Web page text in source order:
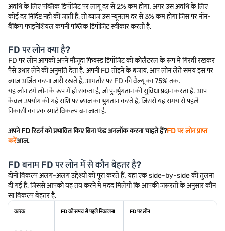
अवधि के लिए पब्लिक डिपॉजिट पर लागू दर से 2% कम होगा. अगर उस अवधि के लिए
कोई दर निर्दिष्ट नहीं की जाती है, तो ब्याज उस न्यूनतम दर से 3% कम होगा जिस पर नॉन-
बैंकिंग फाइनेंशियल कंपनी पब्लिक डिपॉजिट स्वीकार करती है.
FD पर लोन क्या है?
FD पर लोन आपको अपने मौजूदा फिक्स्ड डिपॉज़िट को कोलैटरल के रूप में गिरवी रखकर
पैसे उधार लेने की अनुमति देता है. अपनी FD तोड़ने के बजाय, आप लोन लेते समय इस पर
ब्याज अर्जित करना जारी रखते हैं, आमतौर पर FD की वैल्यू का 75% तक.
यह लोन टर्म लोन के रूप में हो सकता है, जो पुनर्भुगतान की सुविधा प्रदान करता है. आप
केवल उपयोग की गई राशि पर ब्याज का भुगतान करते हैं, जिससे यह समय से पहले
निकासी का एक स्मार्ट विकल्प बन जाता है.
अपने FD रिटर्न को प्रभावित किए बिना फंड अनलॉक करना चाहते हैं?FD पर लोन प्राप्त
करेंआज.
FD बनाम FD पर लोन में से कौन बेहतर है?
दोनों विकल्प अलग-अलग उद्देश्यों को पूरा करते हैं. यहां एक side-by-side की तुलना
दी गई है, जिससे आपको यह तय करने में मदद मिलेगी कि आपकी ज़रूरतों के अनुसार कौन
सा विकल्प बेहतर है.
कारक FD को समय से पहले निकालना FD पर लोन